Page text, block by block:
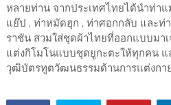
หลายท่าน​ จากประเทศ​ไทยได้นำท่า
แย๊ป , ท่าหมัดฮุก , ท่าศอกกลับ​ และท่
ราชัน​ สวมใส่ชุดผ้าไทยที่ออกแบบมา
แต่งกิโมโนแบบชุดยูกะตะให้ทุกคน
วุฒิบัตรทูตวัฒนธรรม​ด้านการแต่งกา